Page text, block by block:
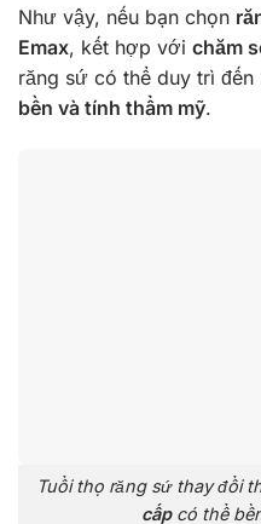
Như vậy, nếu bạn chọn
Emax, kết hợp với chăm
răng sứ có thể duy trì đến
bền và tính thẩm mỹ.
Tuổi thọ răng sứ thay đổi
cấpcó thể